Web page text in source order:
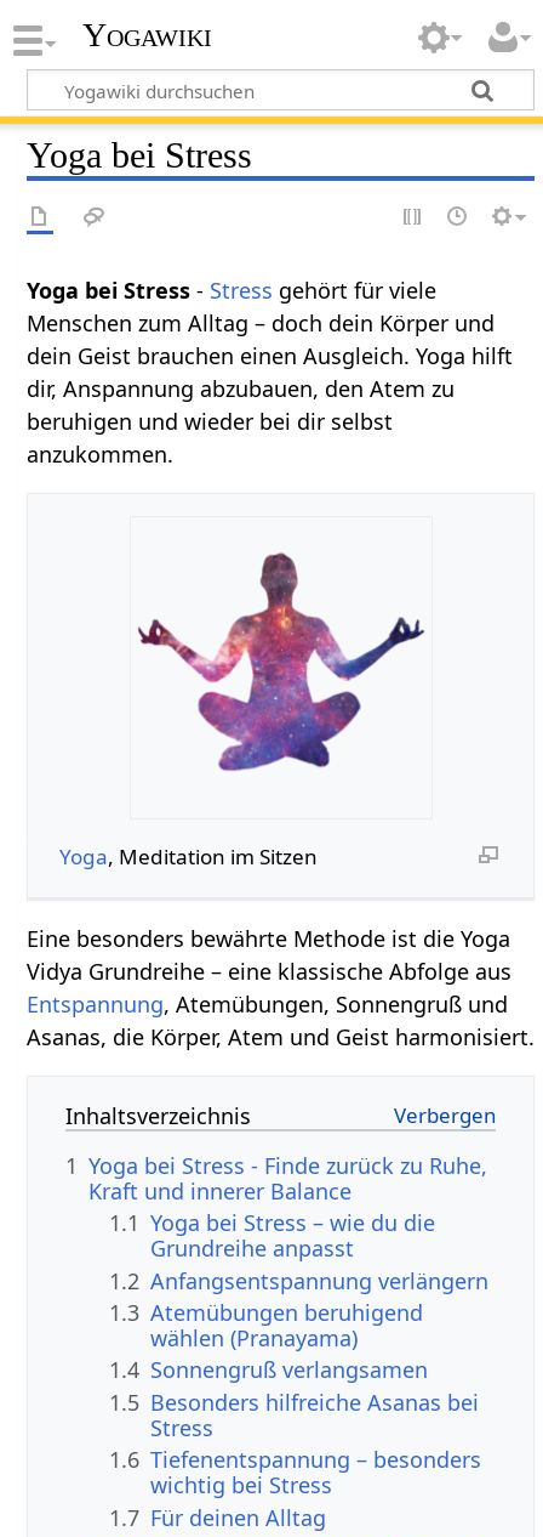
Yogawiki
Yoga bei Stress
Yoga bei Stress - Stress gehört für viele
Menschen zum Alltag – doch dein Körper und
dein Geist brauchen einen Ausgleich. Yoga hilft
dir, Anspannung abzubauen, den Atem zu
beruhigen und wieder bei dir selbst
anzukommen.
Yoga, Meditation im Sitzen
Eine besonders bewährte Methode ist die Yoga
Vidya Grundreihe – eine klassische Abfolge aus
Entspannung, Atemübungen, Sonnengruß und
Asanas, die Körper, Atem und Geist harmonisiert.
Inhaltsverzeichnis
1 Yoga bei Stress - Finde zurück zu Ruhe,
Kraft und innerer Balance
1.1 Yoga bei Stress – wie du die
Grundreihe anpasst
1.2 Anfangsentspannung verlängern
1.3 Atemübungen beruhigend
wählen (Pranayama)
1.4 Sonnengruß verlangsamen
1.5 Besonders hilfreiche Asanas bei
Stress
1.6 Tiefenentspannung – besonders
wichtig bei Stress
1.7 Für deinen Alltag